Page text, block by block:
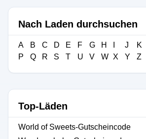
Nach Laden durchsuchen
A B C D E F G H J K
P
Q R S T U V W X Y Z
Top-Läden
World of Sweets-Gutscheincode